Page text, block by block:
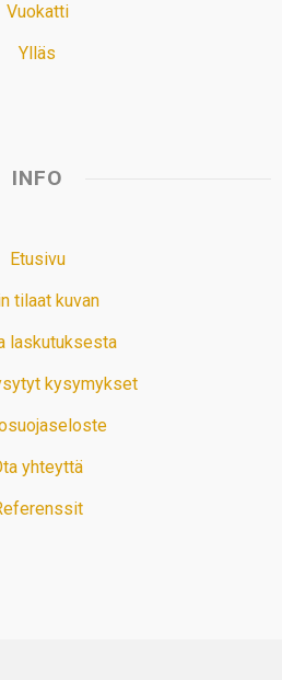
Vuokatti
Ylläs
INFO
Etusivu
tilaat kuvan
laskutuksesta
kysymykset
yhteyttä